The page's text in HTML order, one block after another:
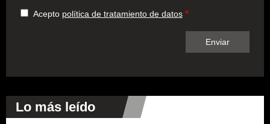
Acepto política de tratamiento de datos
Lo más leído